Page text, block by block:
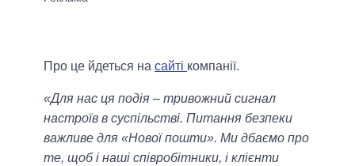
Про це йдеться на сайті компанії.
«Для нас ця подія – тривожний сигнал
настроїв в суспільстві. Питання безпеки
важливе для «Нової пошти». Ми дбаємо про
те, щоб і наші співробітники, і клієнти